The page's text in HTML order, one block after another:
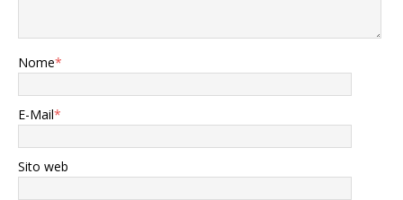
Nome*
E-Mail*
Sito web